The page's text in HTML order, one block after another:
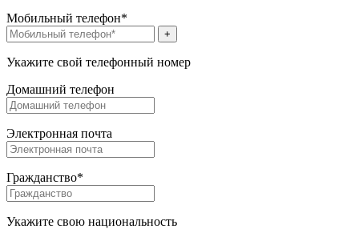
Мобильный телефон*
+
Укажите свой телефонный номер
Домашний телефон
Электронная почта
Гражданство*
Укажите свою национальность